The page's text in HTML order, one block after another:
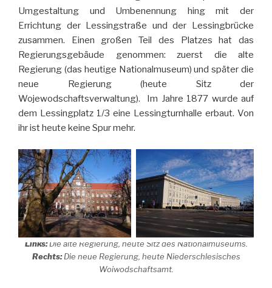
Umgestaltung und Umbenennung hing mit der
Errichtung der Lessingstraße und der Lessingbrücke
zusammen. Einen großen Teil des Platzes hat das
Regierungsgebäude genommen: zuerst die alte
Regierung (das heutige Nationalmuseum) und später die
neue Regierung (heute Sitz der
Wojewodschaftsverwaltung). Im Jahre 1877 wurde auf
dem Lessingplatz 1/3 eine Lessingturnhalle erbaut. Von
ihr ist heute keine Spur mehr.
Links:Die alte Regierung, heute Sitz des Nationalmuseums.
Rechts:Die neue Regierung, heute Niederschlesisches
Woiwodschaftsamt.